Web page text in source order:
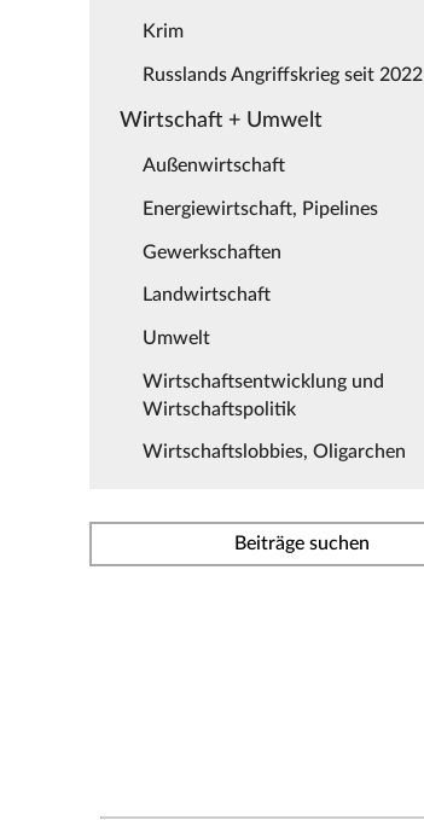
Krim
Russlands Angriffskrieg seit 2022
Wirtschaft + Umwelt
Außenwirtschaft
Energiewirtschaft, Pipelines
Gewerkschaften
Landwirtschaft
Umwelt
Wirtschaftsentwicklung und
Wirtschaftspolitik
Wirtschaftslobbies, Oligarchen
Beiträge suchen